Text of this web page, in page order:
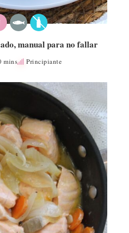
manual para no fallar
mins Principiante